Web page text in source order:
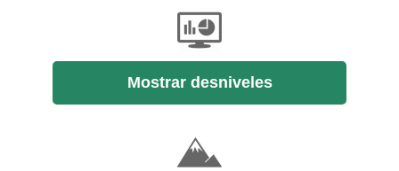
Mostrar desniveles